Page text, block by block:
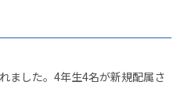
ました。4年生4名が新規配属さ